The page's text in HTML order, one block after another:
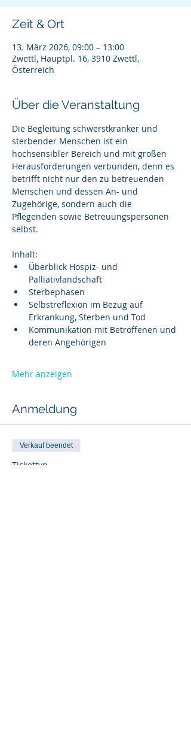
Zeit & Ort
13. März 2026, 09:00 – 13:00
Zwettl, Hauptpl. 16, 3910 Zwettl,
Österreich
Über die Veranstaltung
Die Begleitung schwerstkranker und
sterbender Menschen ist ein
hochsensibler Bereich und mit großen
Herausforderungen verbunden, denn es
betrifft nicht nur den zu betreuenden
Menschen und dessen An- und
Zugehörige, sondern auch die
Pflegenden sowie Betreuungspersonen
selbst.
Inhalt:​
Überblick Hospiz- und
Palliativlandschaft
Sterbephasen
Selbstreflexion im Bezug auf
Erkrankung, Sterben und Tod
Kommunikation mit Betroffenen und
deren Angehörigen
Mehr anzeigen
Anmeldung
Verkauf beendet
Tickettyp